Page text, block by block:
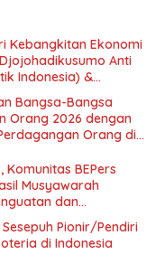
Kebangkitan Ekonomi
Anti
Indonesia) &
Undang Perekonomian
Menata Bangsa
Bangsa-Bangsa
Orang 2026 dengan
Orang di
Komunitas BEPers
Musyawarah
dan
Riset di seluruh
Pionir/Pendiri
di Indonesia